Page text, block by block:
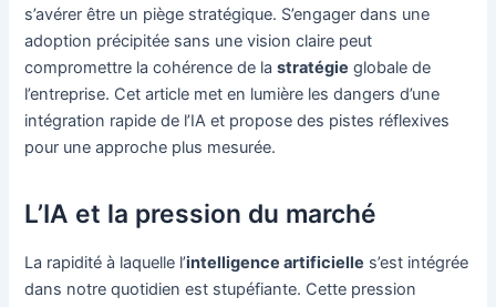
s’avérer être un piège stratégique. S’engager dans une
adoption précipitée sans une vision claire peut
compromettre la cohérence de lastratégie globale de
l’entreprise. Cet article met en lumière les dangers d’une
intégration rapide de l’IA et propose des pistes réflexives
pour une approche plus mesurée.
L’IA et la pression du marché
La rapidité à laquelle l’intelligence artificielle s’est intégrée
dans notre quotidien est stupéfiante. Cette pression